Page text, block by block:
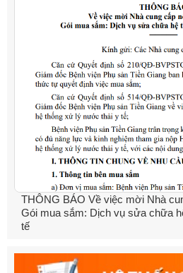
THÔNG BÁO Về việc mời Nhà
Gói mua sắm: Dịch vụ sửa chữa
tế